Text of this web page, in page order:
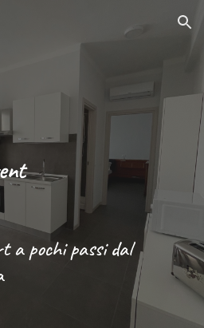
Skip to navigation
a pochi passi dal